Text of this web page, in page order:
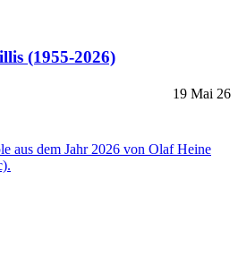
(1955-2026)
19 Mai 26